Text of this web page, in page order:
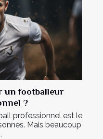
un footballeur
?
professionnel est le
Mais beaucoup